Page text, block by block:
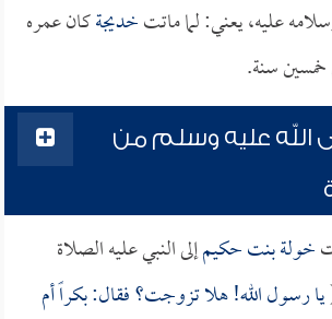
عليه، يعني: لما ماتتخديجةكان عمره
خمسين سنة.
الله عليه وسلم من
خولة بنت حكيمإلى النبي عليه الصلاة
يا رسول الله! هلا تزوجت؟ فقال: بكراً أم